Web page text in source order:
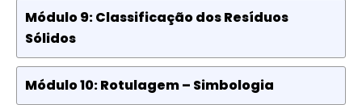
Módulo 9: Classificação dos Resíduos
Sólidos
Módulo 10: Rotulagem – Simbologia